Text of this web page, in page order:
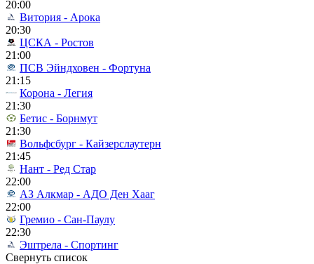
20:00
Витория - Арока
20:30
ЦСКА - Ростов
21:00
ПСВ Эйндховен - Фортуна
21:15
Корона - Легия
21:30
Бетис - Борнмут
21:30
Вольфсбург - Кайзерслаутерн
21:45
Нант - Ред Стар
22:00
АЗ Алкмар - АДО Ден Хааг
22:00
Гремио - Сан-Паулу
22:30
Эштрела - Спортинг
Свернуть список